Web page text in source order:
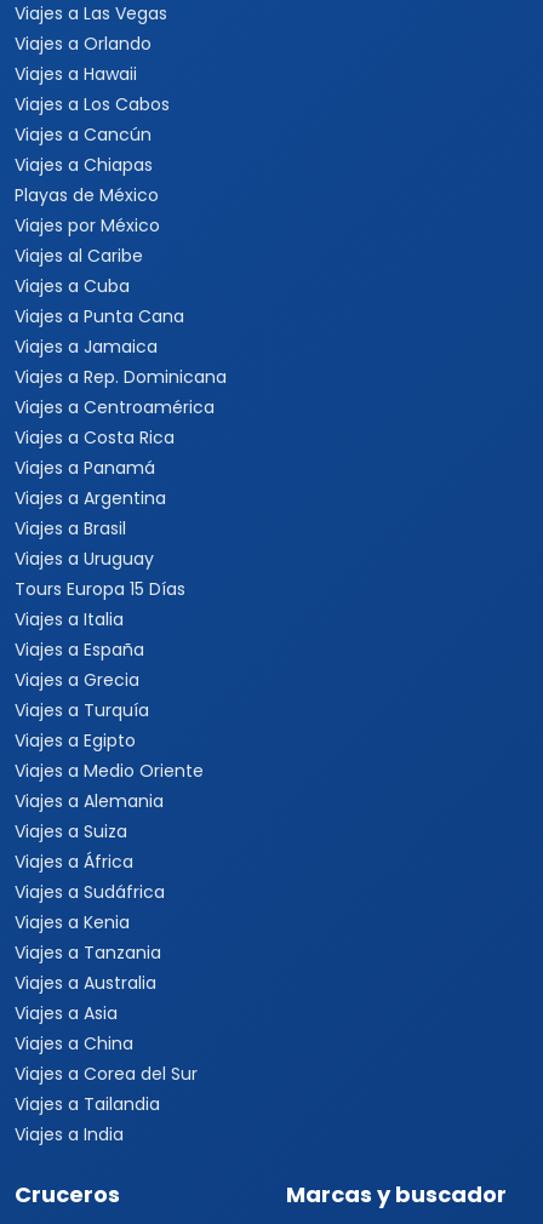
Viajes a Las Vegas
Viajes a Orlando
Viajes a Hawaii
Viajes a Los Cabos
Viajes a Cancún
Viajes a Chiapas
Playas de México
Viajes por México
Viajes al Caribe
Viajes a Cuba
Viajes a Punta Cana
Viajes a Jamaica
Viajes a Rep. Dominicana
Viajes a Centroamérica
Viajes a Costa Rica
Viajes a Panamá
Viajes a Argentina
Viajes a Brasil
Viajes a Uruguay
Tours Europa 15 Días
Viajes a Italia
Viajes a España
Viajes a Grecia
Viajes a Turquía
Viajes a Egipto
Viajes a Medio Oriente
Viajes a Alemania
Viajes a Suiza
Viajes a África
Viajes a Sudáfrica
Viajes a Kenia
Viajes a Tanzania
Viajes a Australia
Viajes a Asia
Viajes a China
Viajes a Corea del Sur
Viajes a Tailandia
Viajes a India
Cruceros Marcas y buscador